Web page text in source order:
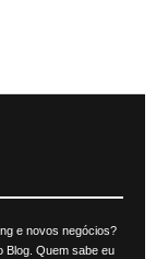
e novos negócios?
Blog. Quem sabe eu